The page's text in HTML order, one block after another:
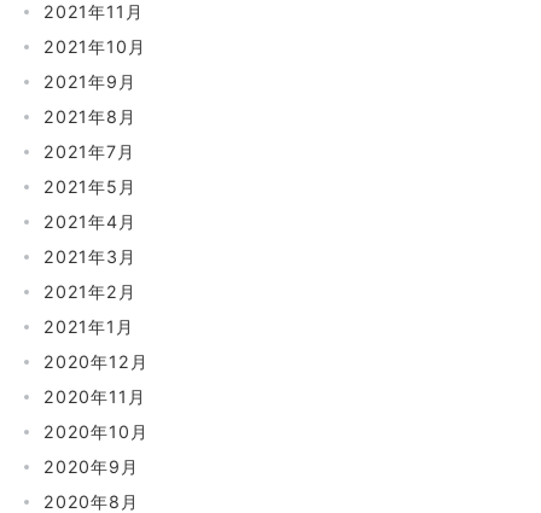
2021年11月
2021年10月
2021年9月
2021年8月
2021年7月
2021年5月
2021年4月
2021年3月
2021年2月
2021年1月
2020年12月
2020年11月
2020年10月
2020年9月
2020年8月